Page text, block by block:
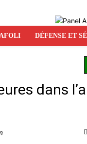
DÉFENSE ET
dans